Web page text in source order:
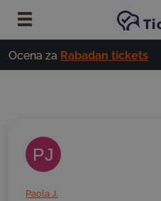
Preskoči na glavno vsebino
Ocena za Rabadan tickets
PJ
Paola J.